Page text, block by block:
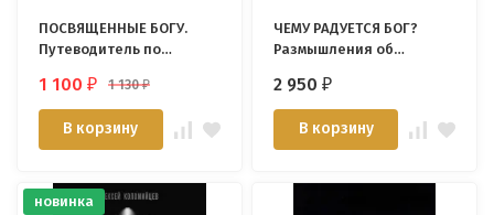
ПОСВЯЩЕННЫЕ БОГУ.
Путеводитель по
святости. Синклер
Фергюсон
1 100₽ 1 130₽
В корзину
ЧЕМУ РАДУЕТСЯ БОГ?
Размышления об
Богом. Джон Пайпер
2 950₽
В корзину
новинка